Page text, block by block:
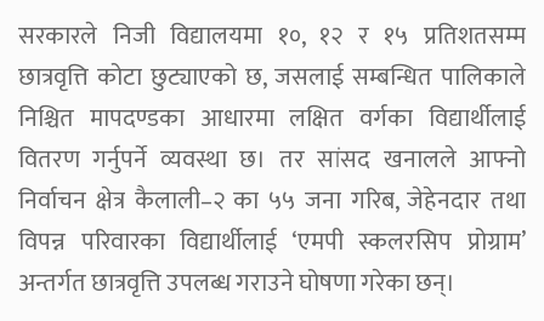
सरकारले निजी विद्यालयमा १०, १२ र १५ प्रतिशतसम्म
छात्रवृत्ति कोटा छुट्याएको छ, जसलाई सम्बन्धित पालिकाले
निश्चित मापदण्डका आधारमा लक्षित वर्गका विद्यार्थीलाई
वितरण गर्नुपर्ने व्यवस्था छ। तर सांसद खनालले आफ्नो
निर्वाचन क्षेत्र कैलाली–२ का ५५ जना गरिब, जेहेनदार तथा
विपन्न परिवारका विद्यार्थीलाई ‘एमपी स्कलरसिप प्रोग्राम’
अन्तर्गत छात्रवृत्ति उपलब्ध गराउने घोषणा गरेका छन्।